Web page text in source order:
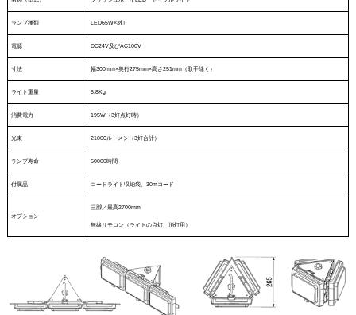
ランプ種類 LED65W×3灯
電源 DC24V及びAC100V
寸法 幅300mm×奥行275mm×高さ251mm（取手除く）
ライト重量 5.8Kg
消費電力 195W（3灯点灯時）
光束 21000ルーメン（3灯合計）
ランプ寿命 50000時間
付属品 コードライト収納袋、30mコード
オプション
三脚／最高2700mm
無線リモコン（ライトの点灯、消灯用）